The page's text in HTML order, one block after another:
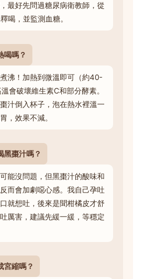
最好先問過糖尿病衛教師，從
喝，並監測血糖。
喝嗎？
沸！加熱到微溫即可（約40-
會破壞維生素C和部分酵素。
汁倒入杯子，泡在熱水裡溫一
，效果不減。
黑棗汁嗎？
能沒問題，但黑棗汁的酸味和
而會加劇噁心感。我自己孕吐
就想吐，後來是聞柑橘皮才舒
厲害，建議先緩一緩，等穩定
宮縮嗎？